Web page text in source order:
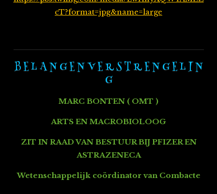
cT?format=jpg&name=large
B E L A N G E N V E R S T R E N G E L I N
G
MARC BONTEN ( OMT )
ARTS EN MACROBIOLOOG
ZIT IN RAAD VAN BESTUUR BIJ PFIZER EN
ASTRAZENECA
Wetenschappelijk coördinator van Combacte